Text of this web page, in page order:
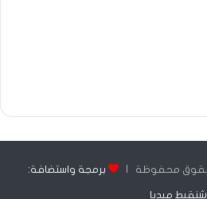
برمجة واستضافة:
شنقيط ميديا